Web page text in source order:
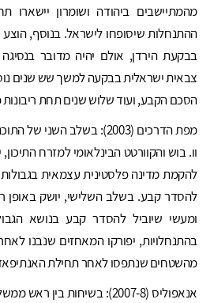
מהמתיישבים ביהודה ושומרון יישארו
ההתנחלות שיסופחו לישראל. בנוסף, הוצע
בבקעת הירדן, אולם יהיה מדובר
צבאית ישראלית בבקעה למשך שש שנים
הסכם הקבע, ועוד שלוש שנים תחת ריבונות
מפת הדרכים (2003): בשלב
וו. בוש והקוורטט הבינלאומי למזרח
להקמת מדינה פלסטינית עצמאית
להסדר קבע. בשלב השלישי, יושק באופן
ומעשי שיוביל להסדר קבע בנושא
מהשטחים שנתפסו לאחר תחילת האנתיפאדה
אנאפוליס (2007-8): בשיחות